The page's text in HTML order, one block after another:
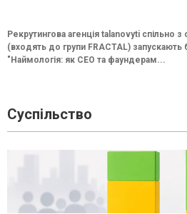
Рекрутингова агенція talanovyti спільно
(входять до групи FRACTAL) запускають
"Наймологія: як СEO та фаундерам...
Суспільство